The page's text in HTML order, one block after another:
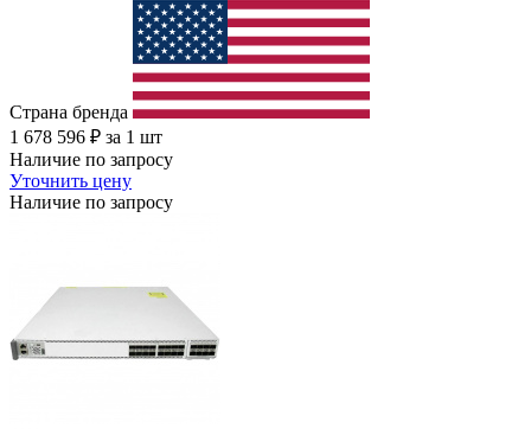
Страна бренда
1 678 596 ₽ за 1 шт
Наличие по запросу
Уточнить цену
Наличие по запросу